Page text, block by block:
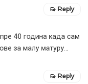
40 година када сам
за малу матуру…
Reply
Reply